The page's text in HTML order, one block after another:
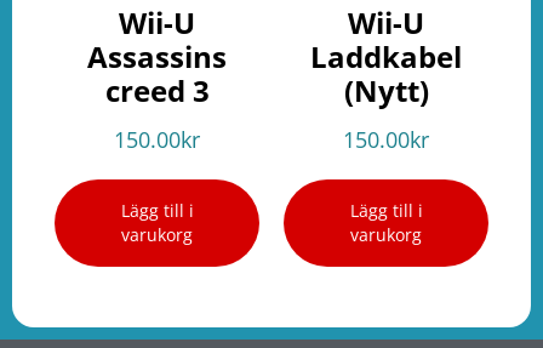
Wii-U
Assassins
creed 3
150.00kr
Lägg till i
varukorg
Wii-U
Laddkabel
(Nytt)
150.00kr
Lägg till i
varukorg